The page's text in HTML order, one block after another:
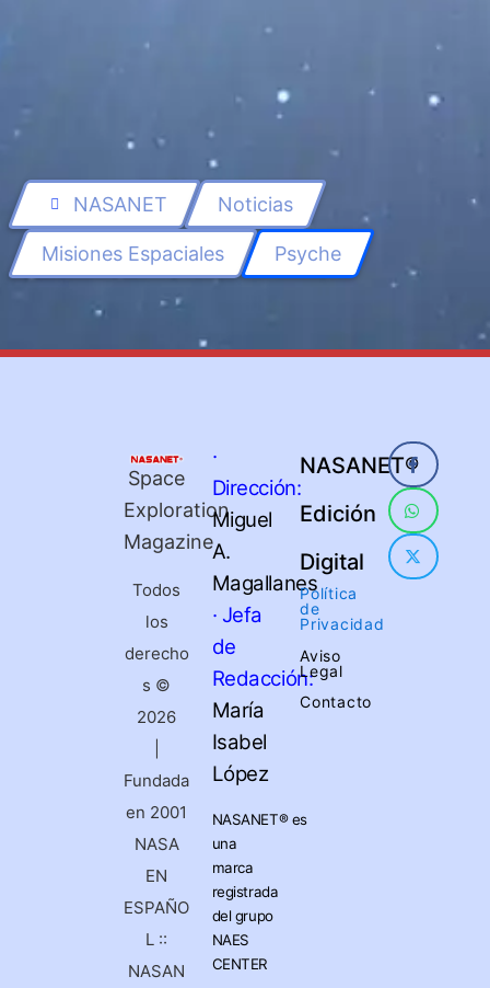
NASANET Noticias
Misiones Espaciales Psyche
Space
Exploration
Magazine
Todos
los
derecho
s ©
2026
Fundada
en 2001
NASA
EN
ESPAÑO
L ::
NASAN
·
Dirección:
Miguel
A.
Magallanes
· Jefa
de
Redacción:
María
Isabel
López
NASANET®es
una
marca
registrada
del grupo
NAES
CENTER
NASANET®
Edición
Digital
Política
de
Privacidad
Aviso
Legal
Contacto